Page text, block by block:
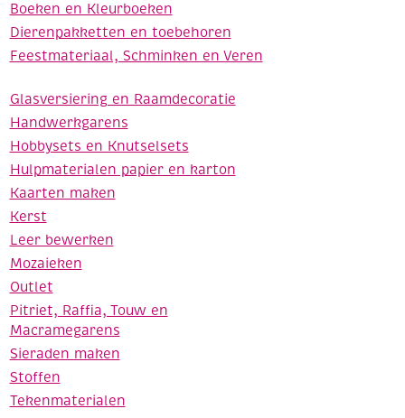
Boeken en Kleurboeken
Dierenpakketten en toebehoren
Feestmateriaal, Schminken en Veren
Glasversiering en Raamdecoratie
Handwerkgarens
Hobbysets en Knutselsets
Hulpmaterialen papier en karton
Kaarten maken
Kerst
Leer bewerken
Mozaieken
Outlet
Pitriet, Raffia, Touw en
Macramegarens
Sieraden maken
Stoffen
Tekenmaterialen